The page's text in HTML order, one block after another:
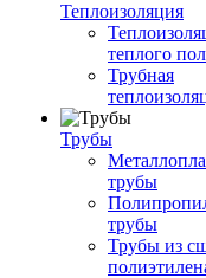
Теплоизоляция
теплого
Трубная
Трубы
трубы
трубы
Трубы из